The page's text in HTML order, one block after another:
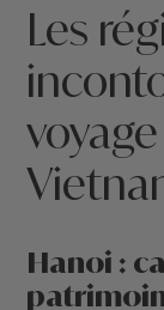
Les
Hanoi :